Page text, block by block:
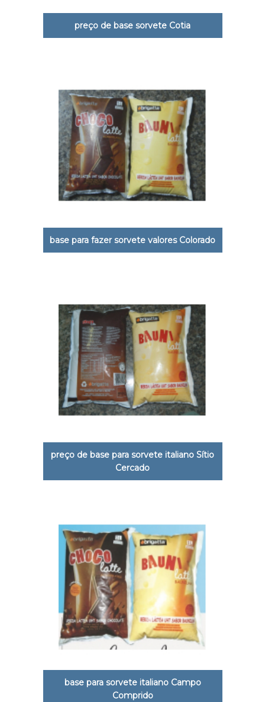
preço de base sorvete Cotia
base para fazer sorvete valores Colorado
preço de base para sorvete italiano Sítio
Cercado
base para sorvete italiano Campo
Comprido